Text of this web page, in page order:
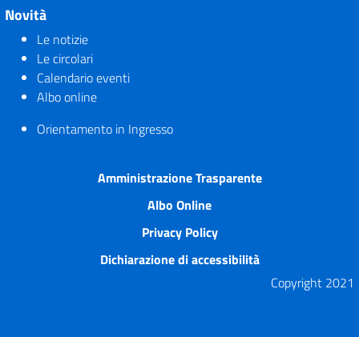
Novità
Le notizie
Le circolari
Calendario eventi
Albo online
Orientamento in Ingresso
Amministrazione Trasparente
Albo Online
Privacy Policy
Dichiarazione di accessibilità
Copyright 2021